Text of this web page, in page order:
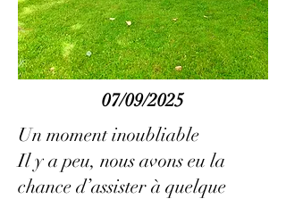
07/09/2025
Un moment inoubliable
Il y a peu, nous avons eu la
chance d’assister à quelque